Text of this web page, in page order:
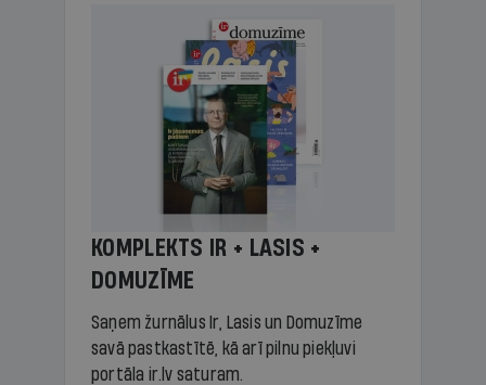
KOMPLEKTS IR + LASIS +
DOMUZĪME
Saņem žurnālus Ir, Lasis un Domuzīme
savā pastkastītē, kā arī pilnu piekļuvi
portāla ir.lv saturam.